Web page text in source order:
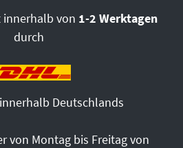
innerhalb von 1-2 Werktagen
durch
Deutschlands
von Montag bis Freitag von